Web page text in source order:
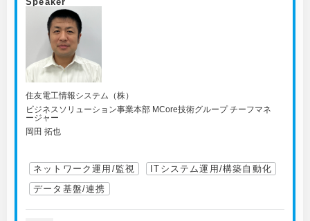
住友電工情報システム（株）
ビジネスソリューション事業本部 MCore技術グループ チーフマネ
ージャー
岡田 拓也
ネットワーク運用/監視
ITシステム運用/構築自動化
データ基盤/連携